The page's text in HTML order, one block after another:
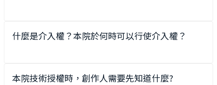
什麼是介入權？本院於何時可以行使介入權？
本院技術授權時，創作人需要先知道什麼?